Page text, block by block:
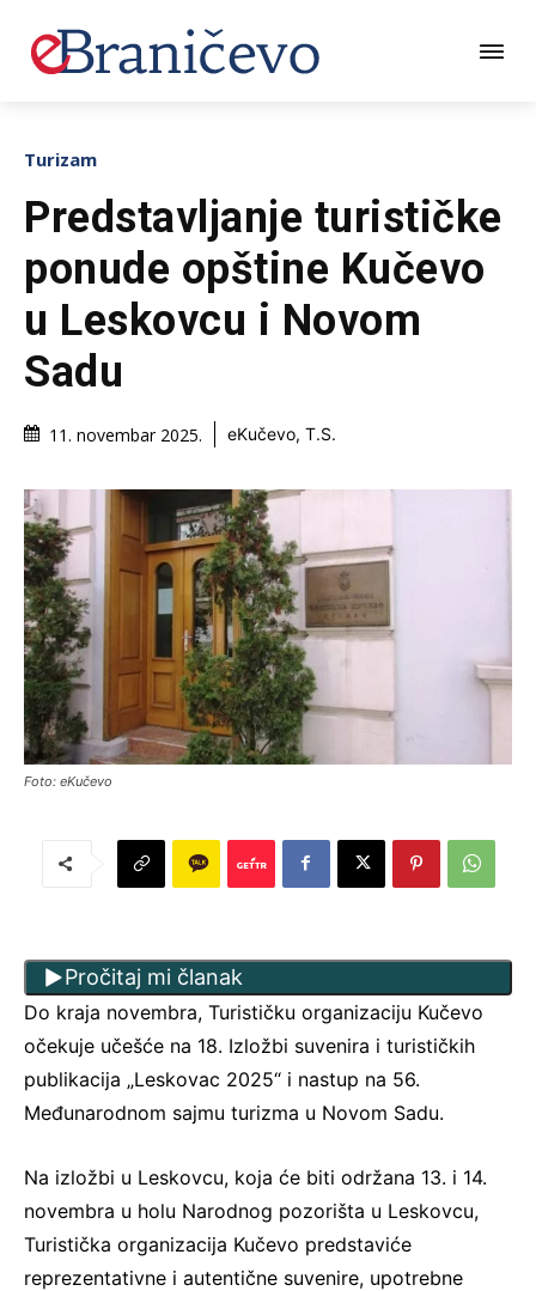
Turizam
Predstavljanje turističke
ponude opštine Kučevo
u Leskovcu i Novom
Sadu
11. novembar 2025. eKučevo, T.S.
Foto: eKučevo
Pročitaj mi članak
Do kraja novembra, Turističku organizaciju Kučevo
očekuje učešće na 18. Izložbi suvenira i turističkih
publikacija „Leskovac 2025“ i nastup na 56.
Međunarodnom sajmu turizma u Novom Sadu.
Na izložbi u Leskovcu, koja će biti održana 13. i 14.
novembra u holu Narodnog pozorišta u Leskovcu,
Turistička organizacija Kučevo predstaviće
reprezentativne i autentične suvenire, upotrebne